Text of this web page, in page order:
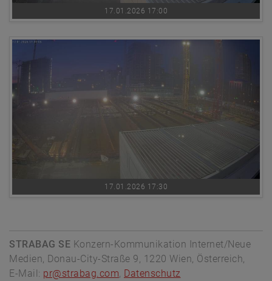
17.01.2026 17:00
17.01.2026 17:30
STRABAG SE Konzern-Kommunikation Internet/Neue
Medien, Donau-City-Straße 9, 1220 Wien, Österreich,
E-Mail: pr@strabag.com, Datenschutz